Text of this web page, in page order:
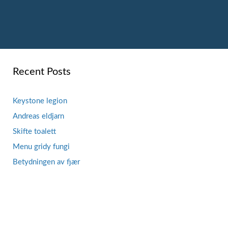
Recent Posts
Keystone legion
Andreas eldjarn
Skifte toalett
Menu gridy fungi
Betydningen av fjær